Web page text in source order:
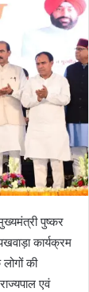
पुष्कर
कार्यक्रम
की
एवं